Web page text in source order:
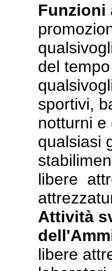
del
sportivi,
notturni e
qualsiasi
libere
Attività
libere